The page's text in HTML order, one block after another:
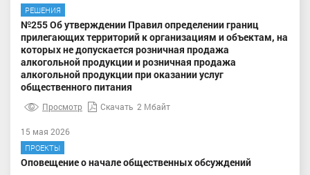
РЕШЕНИЯ
№255 Об утверждении Правил определении границ
прилегающих территорий к организациям и объектам, на
которых не допускается розничная продажа
алкогольной продукции и розничная продажа
алкогольной продукции при оказании услуг
общественного питания
Просмотр Скачать 2 Мбайт
15 мая 2026
ПРОЕКТЫ
Оповещение о начале общественных обсуждений